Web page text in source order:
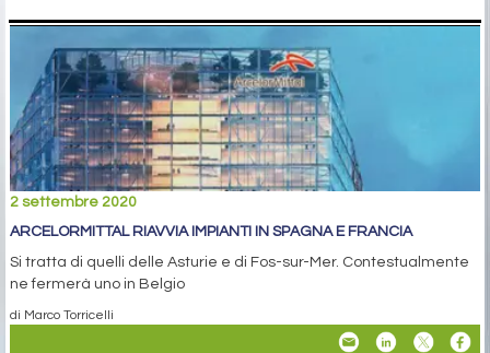
2 settembre 2020
ARCELORMITTAL RIAVVIA IMPIANTI IN SPAGNA E FRANCIA
Si tratta di quelli delle Asturie e di Fos-sur-Mer. Contestualmente
ne fermerà uno in Belgio
di Marco Torricelli